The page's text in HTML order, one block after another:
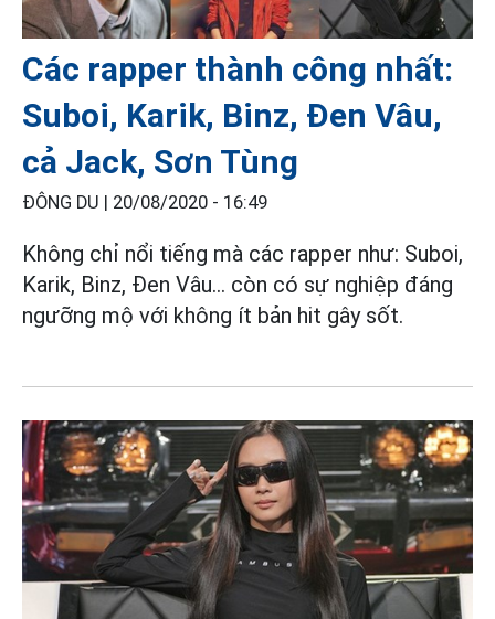
Các rapper thành công nhất:
Suboi, Karik, Binz, Đen Vâu,
cả Jack, Sơn Tùng
ĐÔNG DU | 20/08/2020 - 16:49
Không chỉ nổi tiếng mà các rapper như: Suboi,
Karik, Binz, Đen Vâu... còn có sự nghiệp đáng
ngưỡng mộ với không ít bản hit gây sốt.